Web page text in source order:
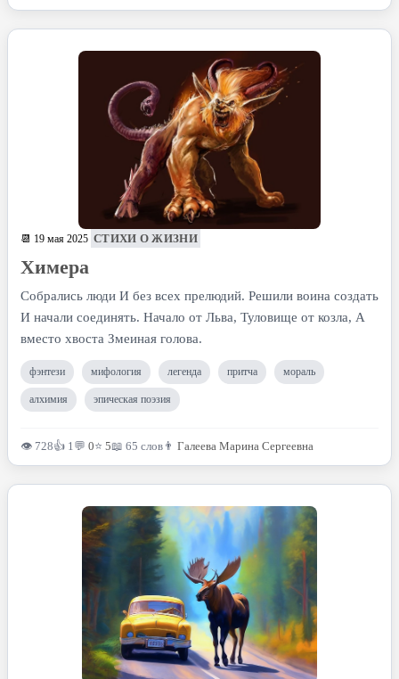
📆 19 мая 2025 СТИХИ О ЖИЗНИ
Химера
Собрались люди И без всех прелюдий. Решили воина создать
И начали соединять. Начало от Льва, Туловище от козла, А
вместо хвоста Змеиная голова.
фэнтези мифология легенда притча мораль
алхимия эпическая поэзия
👁 728👍 1💬 0⭐ 5📖 65 слов 👨 Галеева Марина Сергеевна